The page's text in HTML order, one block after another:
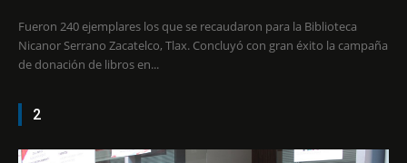
Fueron 240 ejemplares los que se recaudaron para la Biblioteca
Nicanor Serrano Zacatelco, Tlax. Concluyó con gran éxito la campaña
de donación de libros en...
2